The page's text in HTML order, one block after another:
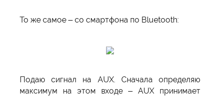
То же самое – со смартфона по Bluetooth:
Подаю сигнал на AUX. Сначала определяю
максимум на этом входе – AUX принимает